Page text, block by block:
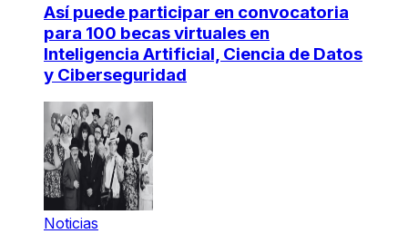
Así puede participar en convocatoria
para 100 becas virtuales en
Inteligencia Artificial, Ciencia de Datos
y Ciberseguridad
Noticias